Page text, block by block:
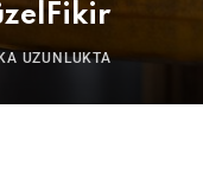
UZUNLUKTA